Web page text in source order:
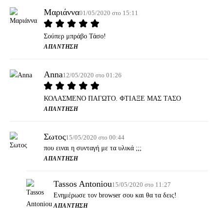
Μαριάννα01/05/2020 στο 15:11
Σούπερ μπράβο Τάσο!
ΑΠΆΝΤΗΣΗ
Anna12/05/2020 στο 01:26
ΚΟΛΑΣΜΕΝΟ ΠΑΓΩΤΟ. ΦΤΙΑΞΕ ΜΑΣ ΤΑΣΟ
ΑΠΆΝΤΗΣΗ
Σωτος15/05/2020 στο 00:44
που ειναι η συνταγή με τα υλικά ;;;
ΑΠΆΝΤΗΣΗ
Tassos Antoniou15/05/2020 στο 11:27
Ενημέρωσε τον browser σου και θα τα δεις!
ΑΠΆΝΤΗΣΗ